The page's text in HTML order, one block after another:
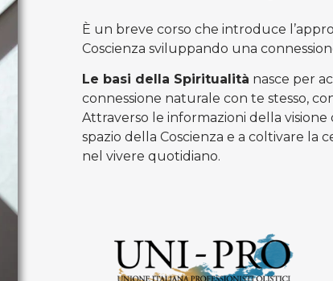
È un breve corso che introduce
Coscienza sviluppando una
Le basi della Spiritualità nasce per
connessione naturale con te stesso,
Attraverso le informazioni della visione
spazio della Coscienza e a coltivare la
nel vivere quotidiano.